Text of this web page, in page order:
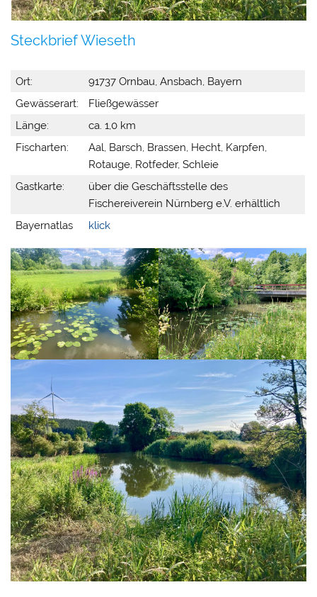
Steckbrief Wieseth
Ort:
91737 Ornbau, Ansbach, Bayern
Gewässerart:
Fließgewässer
Länge:
ca. 1,0 km
Fischarten:
Aal, Barsch, Brassen, Hecht, Karpfen,
Rotauge, Rotfeder, Schleie
Gastkarte:
über die Geschäftsstelle des
Fischereiverein Nürnberg e.V. erhältlich
Bayernatlas
klick